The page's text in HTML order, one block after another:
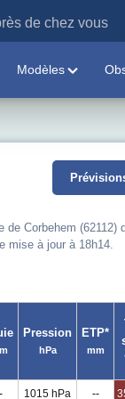
de chez vous
Modèles
Corbehem
mise à jour à 18h14.
Pression
hPa
ETP*
mm
1015 hPa --